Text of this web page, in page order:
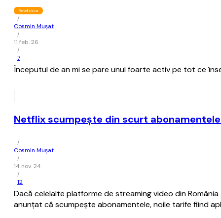
Retelistica
/
Cosmin Mușat
/
11 feb. 26
/
7
Începutul de an mi se pare unul foarte activ pe tot ce
Netflix scumpeşte din scurt
/
Cosmin Mușat
/
14 nov. 24
/
12
Dacă celelalte platforme de streaming video din
anunţat că scumpeşte abonamentele, noile tarife fiind